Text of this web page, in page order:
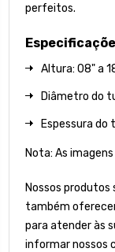
perfeitos.
Altura: 08" a
Diâmetro do
Espessura do
Nota: As
Nossos produtos
também
para atender às
informar nossos